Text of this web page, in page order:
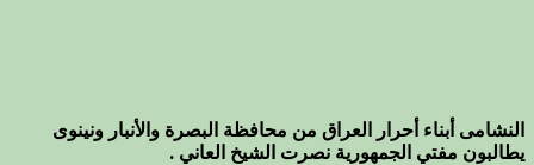
النشامى أبناء أحرار العراق من محافظة البصرة والأنبار ونينوى
يطالبون مفتي الجمهورية نصرت الشيخ العاني .